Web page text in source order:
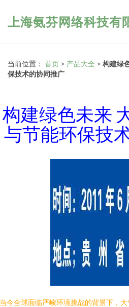
上海氨芬网络科技有
当前位置： 首页 > 产品大全 > 构建绿
保技术的协同推广
构建绿色未来
与节能环保技
今全球面临严峻环境挑战的背景下，